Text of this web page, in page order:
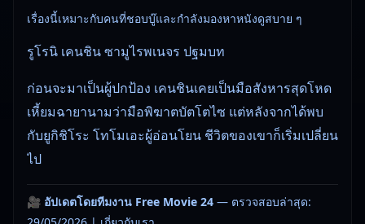
เรื่องนี้เหมาะกับคนที่ชอบบู๊และกำลังมองหาหนังดูสบาย ๆ
รูโรนิ เคนชิน ซามูไรพเนจร ปฐมบท
ก่อนจะมาเป็นผู้ปกป้อง เคนชินเคยเป็นมือสังหารสุดโหด
เหี้ยมฉายานามว่ามือพิฆาตบัตโตไซ แต่หลังจากได้พบ
กับยูกิชิโระ โทโมเอะผู้อ่อนโยน ชีวิตของเขาก็เริ่มเปลี่ยน
ไป
🎥 อัปเดตโดยทีมงาน Free Movie 24 — ตรวจสอบล่าสุด: